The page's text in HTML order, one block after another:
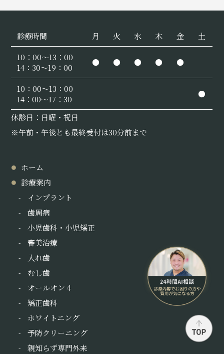
診療時間 月 火 水 木 金
土
10：00〜13：00
14：30〜19：00
● ● ● ● ●
10：00〜13：00
14：00～17：30
●
休診日：日曜・祝日
※午前・午後とも最終受付は30分前まで
ホーム
診療案内
インプラント
歯周病
小児歯科・小児矯正
審美治療
入れ歯
むし歯
オールオン４
矯正歯科
ホワイトニング
予防クリーニング
親知らず専門外来